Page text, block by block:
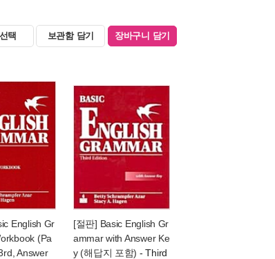
택 보관함 담기 장바구니 담기
English Gr
(Pa
Answer
[절판] Basic English Gr
ammar with Answer Ke
y (해답지 포함) - Third